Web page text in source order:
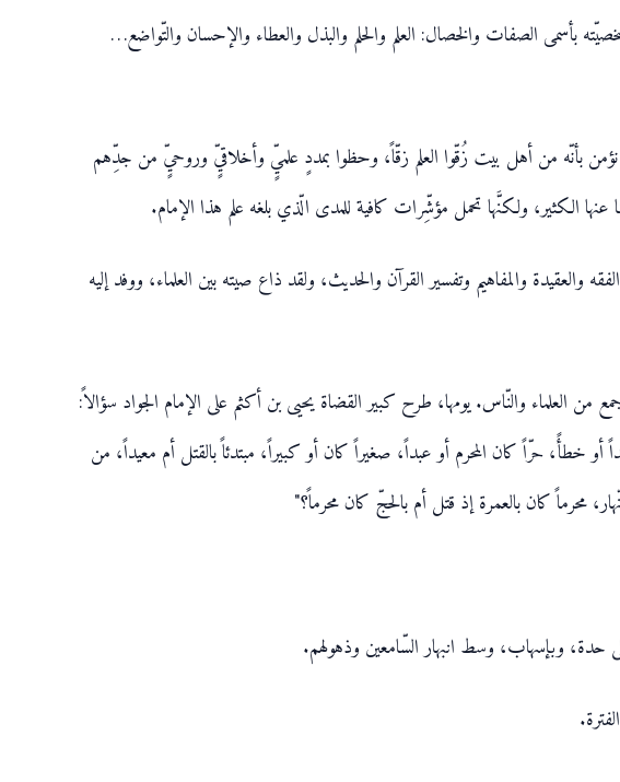
بأسمى الصفات والخصال: العلم والحلم والبذل والعطاء والإحسان والتّواضع…
بأنّه من أهل بيت زُقّوا العلم زقّاً، وحظوا بمددٍ علميٍّ وأخلاقيٍّ وروحيٍّ من جدِّهم
الكثير، ولكنَّها تحمل مؤشِّرات كافية للمدى الّذي بلغه علم هذا الإمام.
والعقيدة والمفاهيم وتفسير القرآن والحديث، ولقد ذاع صيته بين العلماء، ووفد إليه
العلماء والنّاس. يومها، طرح كبير القضاة يحيى بن أكثم على الإمام الجواد سؤالاً:
خطأً، حرّاً كان المحرم أو عبداً، صغيراً كان أو كبيراً، مبتدئاً بالقتل أم معيداً، من
محرماً كان بالعمرة إذ قتل أم بالحجّ كان محرماً؟"
حدة، وبإسهاب، وسط انبهار السّامعين وذهولهم.